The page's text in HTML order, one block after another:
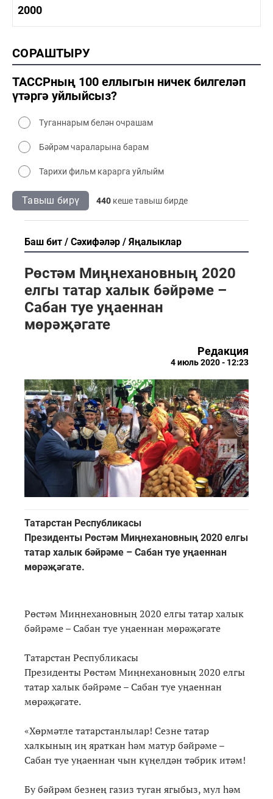
1990-2000 мәдәният
2000
2000 сәнәгать
2000 мәдәният
СОРАШТЫРУ
ТАССРның 100 еллыгын ничек билгеләп
үтәргә уйлыйсыз?
Туганнарым белән очрашам
Бәйрәм чараларына барам
Тарихи фильм карарга уйлыйм
Тавыш бирү 440 кеше тавыш бирде
Баш бит Сәхифәләр Яңалыклар
Рөстәм Миңнехановның 2020
елгы татар халык бәйрәме –
Сабан туе уңаеннан
мөрәҗәгате
Редакция
4 июль 2020 - 12:23
Татарстан Республикасы
Президенты Рөстәм Миңнехановның 2020 елгы
татар халык бәйрәме – Сабан туе уңаеннан
мөрәҗәгате.
Рөстәм Миңнехановның 2020 елгы татар халык
бәйрәме – Сабан туе уңаеннан мөрәҗәгате
Татарстан Республикасы
Президенты Рөстәм Миңнехановның 2020 елгы
татар халык бәйрәме – Сабан туе уңаеннан
мөрәҗәгате.
«Хөрмәтле татарстанлылар! Сезне татар
халкының иң яраткан һәм матур бәйрәме –
Сабан туе уңаеннан чын күңелдән тәбрик итәм!
Бу бәйрәм безнең газиз туган ягыбыз, мул һәм